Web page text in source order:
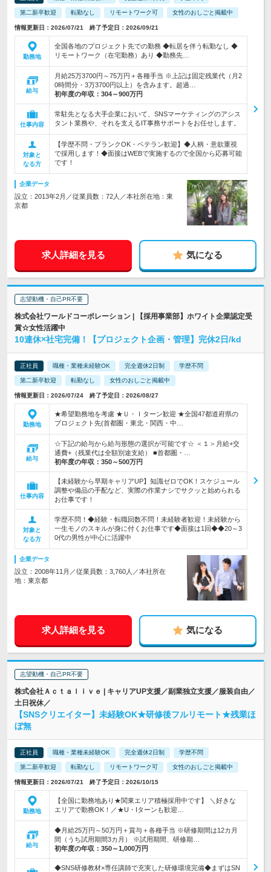
第二新卒歓迎 転勤なし リモートワーク可 女性のおしごと掲載中
情報更新日：2026/07/21 終了予定日：2026/09/21
勤務地
全国各地のプロジェクト先での勤務 ◆転居を伴う転勤なし ◆
リモートワーク（在宅勤務）あり ◆勤務先…
給与
月給25万3700円～75万円＋各種手当 ※上記は固定残業代（月2
0時間分・3万3700円以上）を含みます。超過…
初年度の年収： 304～900万円
仕事内容
常駐先となる大手企業において、SNSマーケティングのアシス
タント業務や、それを支えるIT事務サポートをお任せします。
対象と
なる方
【学歴不問・ブランクOK・ベテラン歓迎】◆人柄・意欲重視
で採用します！◆面接はWEBで実施するので全国から応募可能
です！
企業データ
設立：2013年2月／従業員数：72人／本社所在地：東
京都
求人詳細を見る 気になる
志望動機・自己PR不要
株式会社ワールドコーポレーション | 【採用事業部】ホワイト企業認定受
賞☆女性活躍中
10連休×社宅完備！【プロジェクト企画・管理】完休2日/kd
正社員 職種・業種未経験OK 完全週休2日制 学歴不問
第二新卒歓迎 転勤なし 女性のおしごと掲載中
情報更新日：2026/07/24 終了予定日：2026/08/27
勤務地
★希望勤務地を考慮 ★Ｕ・Ｉターン歓迎 ★全国47都道府県の
プロジェクト先(首都圏・東北・関西・中…
給与
☆下記の給与から給与形態の選択が可能です☆ ＜１＞月給+交
通費+（残業代は全額別途支給） ■首都圏・…
初年度の年収： 350～500万円
仕事内容
【未経験から早期キャリアUP】知識ゼロでOK！スケジュール
調整や備品の手配など、実際の作業ナシでサクッと始められる
お仕事です！
対象と
なる方
学歴不問！◆経験・転職回数不問！未経験者歓迎！未経験から
一生モノのスキルが身に付くお仕事です◆面接は1回◆◆20～3
0代の男性が中心に活躍中
企業データ
設立：2008年11月／従業員数：3,760人／本社所在
地：東京都
求人詳細を見る 気になる
志望動機・自己PR不要
株式会社Ａｃｔａｌｉｖｅ | キャリアUP支援／副業独立支援／服装自由／
土日祝休／
【SNSクリエイター】未経験OK★研修後フルリモート★残業ほ
ぼ無
正社員 職種・業種未経験OK 完全週休2日制 学歴不問
第二新卒歓迎 転勤なし リモートワーク可 女性のおしごと掲載中
情報更新日：2026/07/21 終了予定日：2026/10/15
勤務地
【全国に勤務地あり★関東エリア積極採用中です】 ＼好きな
エリアで勤務OK！／★U・Iターンも歓迎…
給与
◆月給25万円～50万円＋賞与＋各種手当 ※研修期間は12カ月
間（うち試用期間3カ月） ※試用期間、研修期…
初年度の年収： 350～1,000万円
◆SNS研修教材×専任講師で充実した研修環境完備◆まずはSN